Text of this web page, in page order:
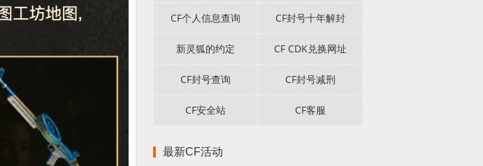
CF个人信息查询 CF封号十年解封
新灵狐的约定 CF CDK兑换网址
CF封号查询 CF封号减刑
CF安全站 CF客服
最新CF活动